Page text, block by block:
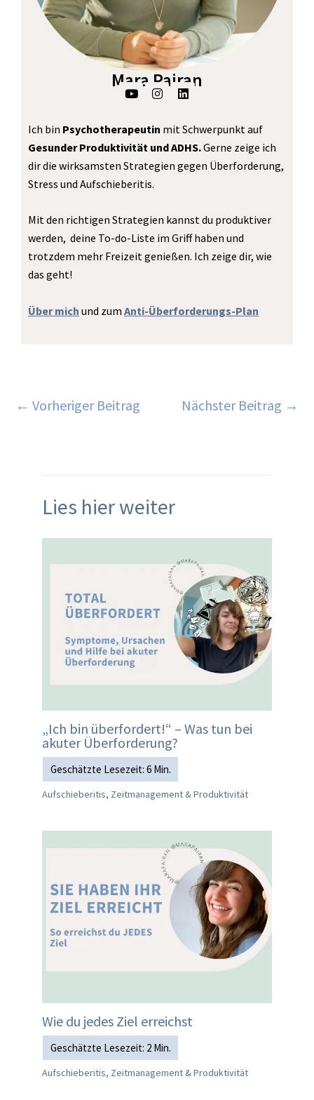
Mara Pairan
Y
o
u
b
I
n
a
g
a
L
i
k
e
d
n
Ich bin Psychotherapeutin mit Schwerpunkt auf
Gesunder Produktivität und ADHS.Gerne zeige ich
dir die wirksamsten Strategien gegen Überforderung,
Stress und Aufschieberitis.
Mit den richtigen Strategien kannst du produktiver
werden, deine To-do-Liste im Griff haben und
trotzdem mehr Freizeit genießen. Ich zeige dir, wie
das geht!
Über mich und zum Anti-Überforderungs-Plan
← Vorheriger Beitrag Nächster Beitrag →
Lies hier weiter
„Ich bin überfordert!“ – Was tun bei
akuter Überforderung?
Aufschieberitis, Zeitmanagement & Produktivität
Wie du jedes Ziel erreichst
Aufschieberitis, Zeitmanagement & Produktivität